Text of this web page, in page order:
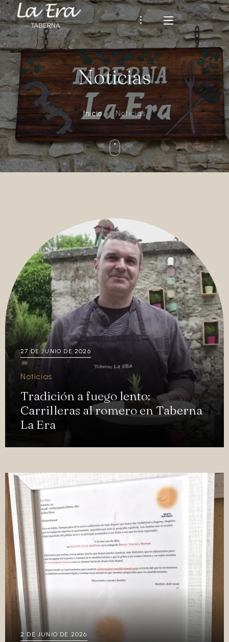
INICIO
HISTORIA
RESTAURANTE
Nuestra Carta
ENTORNO Y RUTAS
Tardeos de la Era
Euskara
English
Noticias
Inicio Noticias
27 DE JUNIO DE 2026
Noticias
Tradición a fuego lento:
Carrilleras al romero en Taberna
La Era
2 DE JUNIO DE 2026